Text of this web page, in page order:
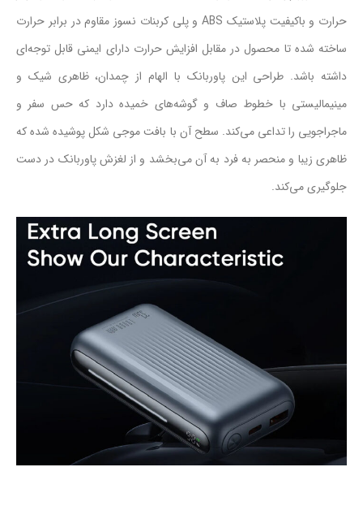
حرارت و باکیفیت پلاستیک ABS و پلی کربنات نسوز مقاوم در برابر حرارت
ساخته شده تا محصول در مقابل افزایش حرارت دارای ایمنی قابل توجه‌ای
داشته باشد. طراحی این پاوربانک با الهام از چمدان، ظاهری شیک و
مینیمالیستی با خطوط صاف و گوشه‌های خمیده دارد که حس سفر و
ماجراجویی را تداعی می‌کند. سطح آن با بافت موجی شکل پوشیده شده که
ظاهری زیبا و منحصر به فرد به آن می‌بخشد و از لغزش پاوربانک در دست
جلوگیری می‌کند.